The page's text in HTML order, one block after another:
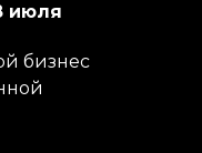
бизнес
июля